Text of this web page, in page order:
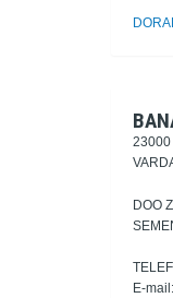
23000
DOO
E-mail: